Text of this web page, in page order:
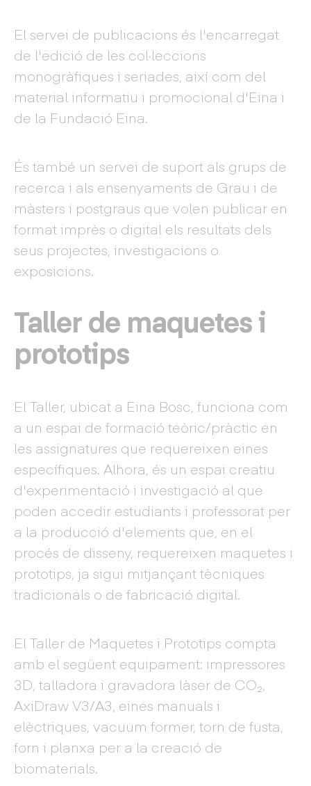
El servei de publicacions és l'encarregat
de l'edició de les col·leccions
monogràfiques i seriades, així com del
material informatiu i promocional d'Eina i
de la Fundació Eina.
És també un servei de suport als grups de
recerca i als ensenyaments de Grau i de
màsters i postgraus que volen publicar en
format imprès o digital els resultats dels
seus projectes, investigacions o
exposicions.
Taller de maquetes i
prototips
El Taller, ubicat a Eina Bosc, funciona com
a un espai de formació teòric/pràctic en
les assignatures que requereixen eines
específiques. Alhora, és un espai creatiu
d'experimentació i investigació al que
poden accedir estudiants i professorat per
a la producció d'elements que, en el
procés de disseny, requereixen maquetes i
prototips, ja sigui mitjançant tècniques
tradicionals o de fabricació digital.
El Taller de Maquetes i Prototips compta
amb el següent equipament: impressores
3D, talladora i gravadora làser de CO₂,
AxiDraw V3/A3, eines manuals i
elèctriques, vacuum former, torn de fusta,
forn i planxa per a la creació de
biomaterials.